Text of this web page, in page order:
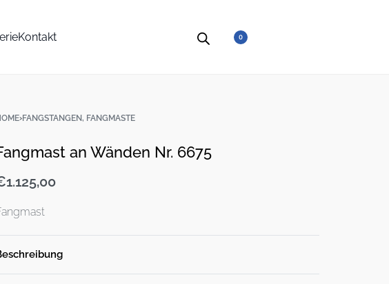
Kontakt 0
›FANGSTANGEN, FANGMASTE
an Wänden Nr. 6675
1.125,00